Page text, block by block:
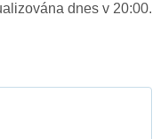
dnes v 20:00.